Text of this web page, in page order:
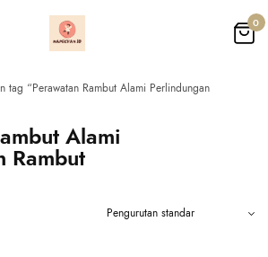
0
tag “Perawatan Rambut Alami Perlindungan
Alami
Rambut